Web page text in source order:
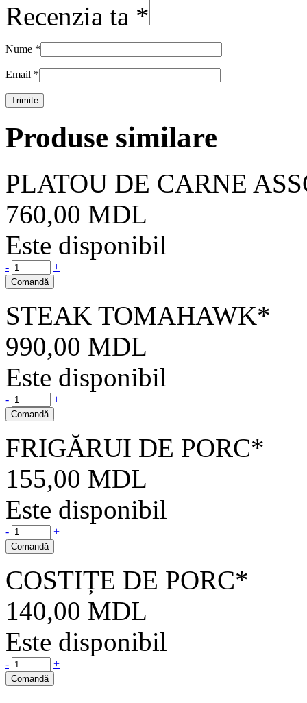
Recenzia ta *
Nume *
Email *
Produse similare
PLATOU DE CARNE
760,00 MDL
Este disponibil
- +
Comandă
STEAK TOMAHAWK*
990,00 MDL
Este disponibil
- +
Comandă
FRIGĂRUI DE PORC*
155,00 MDL
Este disponibil
- +
Comandă
COSTIȚE DE PORC*
140,00 MDL
Este disponibil
- +
Comandă